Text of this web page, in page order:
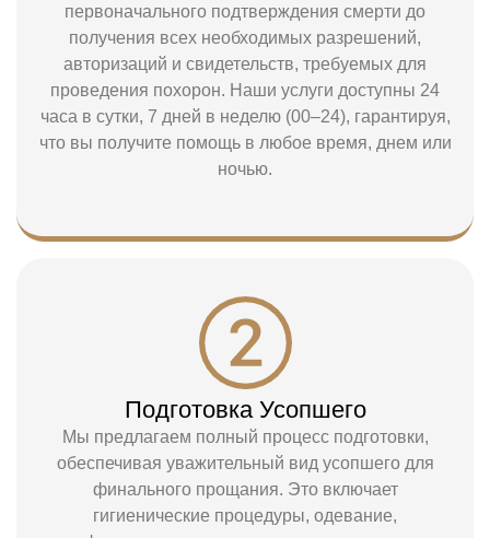
первоначального подтверждения смерти до
получения всех необходимых разрешений,
авторизаций и свидетельств, требуемых для
проведения похорон. Наши услуги доступны 24
часа в сутки, 7 дней в неделю (00–24), гарантируя,
что вы получите помощь в любое время, днем или
ночью.
Подготовка Усопшего
Мы предлагаем полный процесс подготовки,
обеспечивая уважительный вид усопшего для
финального прощания. Это включает
гигиенические процедуры, одевание,